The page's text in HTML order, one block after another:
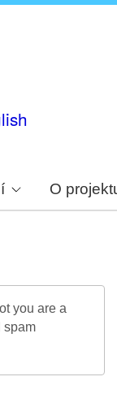
O
you are a
spam